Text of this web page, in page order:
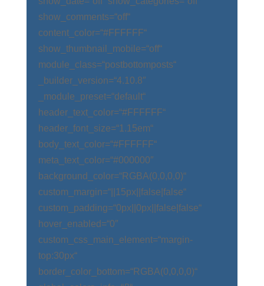
show_comments=“off“
content_color=“#FFFFFF“
show_thumbnail_mobile=“off“
module_class=“postbottomposts“
_builder_version=“4.10.8″
_module_preset=“default“
header_text_color=“#FFFFFF“
header_font_size=“1.15em“
body_text_color=“#FFFFFF“
meta_text_color=“#000000″
background_color=“RGBA(0,0,0,0)“
custom_margin=“||15px||false|false“
custom_padding=“0px||0px||false|false“
hover_enabled=“0″
custom_css_main_element=“margin-
top:30px“
border_color_bottom=“RGBA(0,0,0,0)“